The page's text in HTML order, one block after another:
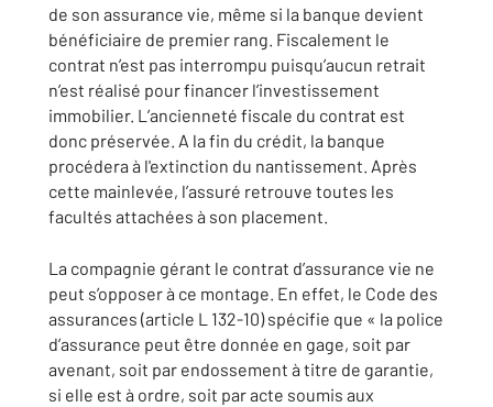
de son assurance vie, même si la banque devient
bénéficiaire de premier rang. Fiscalement le
contrat n’est pas interrompu puisqu’aucun retrait
n’est réalisé pour financer l’investissement
immobilier. L’ancienneté fiscale du contrat est
donc préservée. A la fin du crédit, la banque
procédera à l'extinction du nantissement. Après
cette mainlevée, l’assuré retrouve toutes les
facultés attachées à son placement.
La compagnie gérant le contrat d’assurance vie ne
peut s’opposer à ce montage. En effet, le Code des
assurances (article L 132-10) spécifie que « la police
d’assurance peut être donnée en gage, soit par
avenant, soit par endossement à titre de garantie,
si elle est à ordre, soit par acte soumis aux